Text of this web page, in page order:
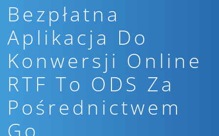
Bezpłatna
Aplikacja Do
Konwersji Online
RTF To ODS Za
Pośrednictwem
Go